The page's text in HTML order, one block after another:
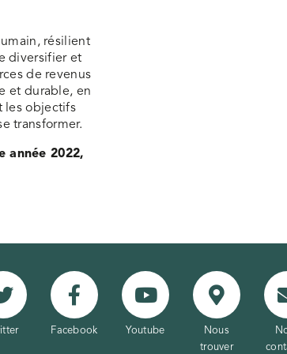
résilient
diversifier et
de revenus
et durable, en
les objectifs
transformer.
année 2022,
Facebook Youtube
Nous
trouver